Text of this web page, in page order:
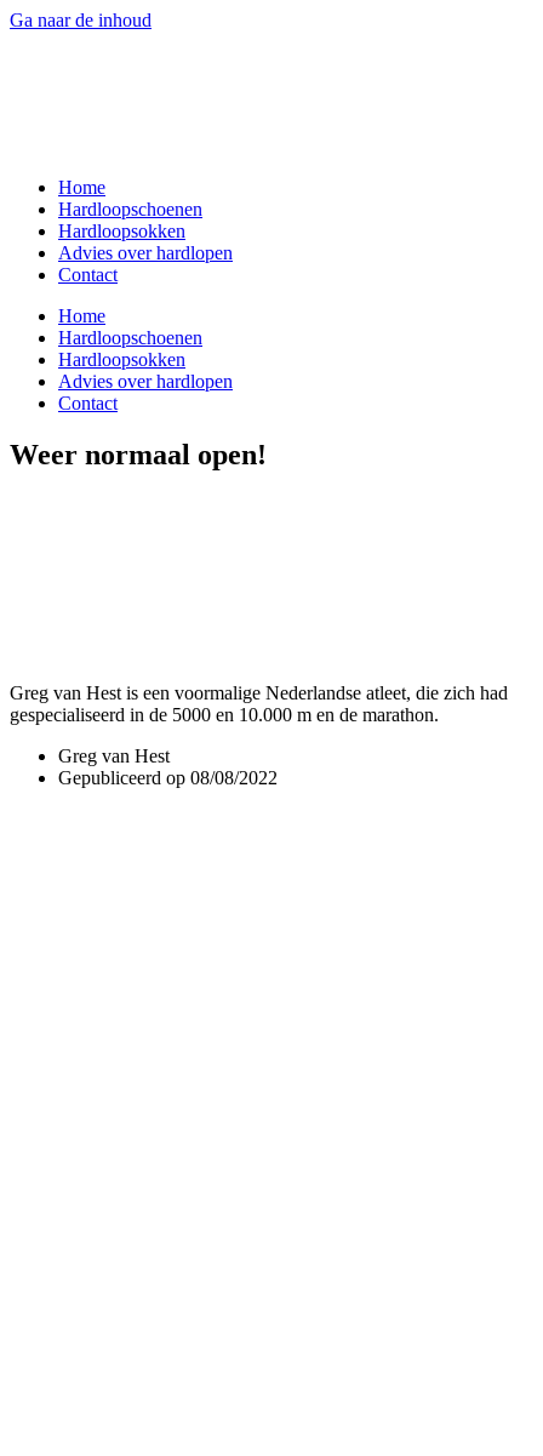
Ga naar de inhoud
Home
Hardloopschoenen
Hardloopsokken
Advies over hardlopen
Contact
Home
Hardloopschoenen
Hardloopsokken
Advies over hardlopen
Contact
Weer normaal open!
Greg van Hest is een voormalige Nederlandse atleet, die zich had
gespecialiseerd in de 5000 en 10.000 m en de marathon.
Greg van Hest
Gepubliceerd op 08/08/2022